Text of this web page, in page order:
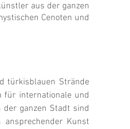
aus der ganzen
Cenoten und
türkisblauen Strände
für internationale und
ganzen Stadt sind
Kunst